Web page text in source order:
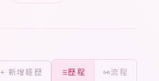
+ 新增經歷 歷程 流程